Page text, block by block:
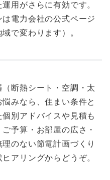
用がさらに有効です。
電力会社の公式ページ
で変わります）。
断熱シート・空調・太
みなら、住まい条件と
別アドバイスや見積も
予算・お部屋の広さ・
のない節電計画づくり
アリングからどうぞ。